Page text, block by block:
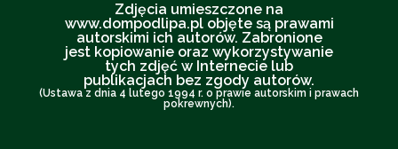
Zdjęcia umieszczone na
www.dompodlipa.pl objęte są prawami
autorskimi ich autorów. Zabronione
jest kopiowanie oraz wykorzystywanie
tych zdjęć w Internecie lub
publikacjach bez zgody autorów.
(Ustawa z dnia 4 lutego 1994 r. o prawie autorskim i prawach
pokrewnych).